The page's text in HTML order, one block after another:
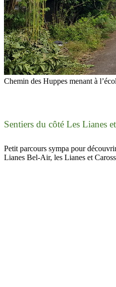
Chemin des Huppes menant à
Sentiers du côté Les Lianes
Petit parcours sympa pour
Lianes Bel-Air, les Lianes et